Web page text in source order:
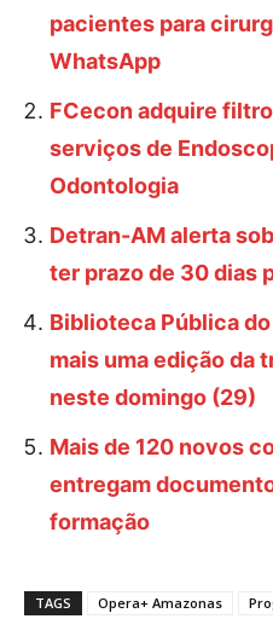
pacientes para
WhatsApp
FCecon adquire
serviços de
Odontologia
Detran-AM alerta
ter prazo de 30 dias
Biblioteca Pública
mais uma edição da
neste domingo (29)
Mais de 120 novos
entregam
formação
TAGS Opera+ Amazonas